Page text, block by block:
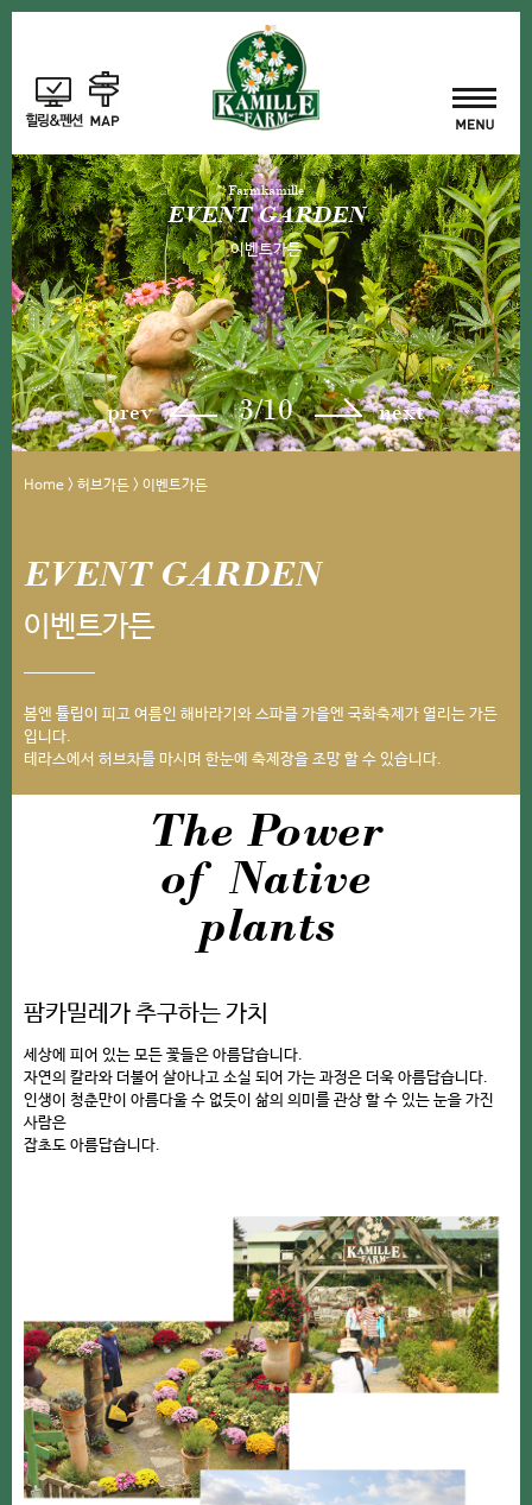
Farmkamille
EVENT GARDEN
이벤트가든
prev 3/10 next
Home > 허브가든 > 이벤트가든
EVENT GARDEN
이벤트가든
봄엔 튤립이 피고 여름인 해바라기와 스파클 가을엔 국화축제가 열리는 가든
입니다.
테라스에서 허브차를 마시며 한눈에 축제장을 조망 할 수 있습니다.
The Power
of Native
plants
팜카밀레가 추구하는 가치
세상에 피어 있는 모든 꽃들은 아름답습니다.
자연의 칼라와 더불어 살아나고 소실 되어 가는 과정은 더욱 아름답습니다.
인생이 청춘만이 아름다울 수 없듯이 삶의 의미를 관상 할 수 있는 눈을 가진
사람은
잡초도 아름답습니다.